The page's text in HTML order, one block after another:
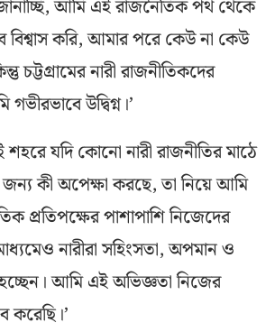
আমি এই রাজনৈতিক পথ থেকে
বিশ্বাস করি, আমার পরে কেউ না কেউ
চট্টগ্রামের নারী রাজনীতিকদের
উদ্বিগ্ন।’
যদি কোনো নারী রাজনীতির মাঠে
কী অপেক্ষা করছে, তা নিয়ে আমি
প্রতিপক্ষের পাশাপাশি নিজেদের
নারীরা সহিংসতা, অপমান ও
হচ্ছেন। আমি এই অভিজ্ঞতা নিজের
করেছি।’